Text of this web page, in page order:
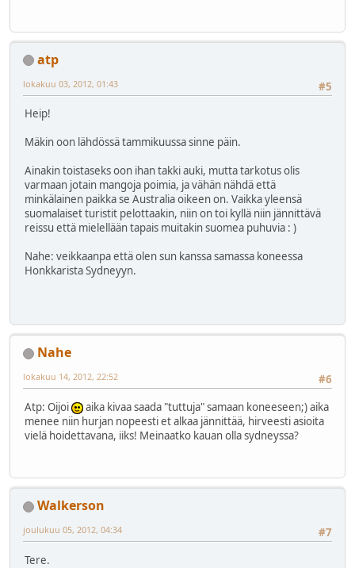
atp
#5
lokakuu 03, 2012, 01:43
Heip!
Mäkin oon lähdössä tammikuussa sinne päin.
Ainakin toistaseks oon ihan takki auki, mutta tarkotus olis
varmaan jotain mangoja poimia, ja vähän nähdä että
minkälainen paikka se Australia oikeen on. Vaikka yleensä
suomalaiset turistit pelottaakin, niin on toi kyllä niin jännittävä
reissu että mielellään tapais muitakin suomea puhuvia : )
Nahe: veikkaanpa että olen sun kanssa samassa koneessa
Honkkarista Sydneyyn.
Nahe
#6
lokakuu 14, 2012, 22:52
Atp: Oijoi
aika kivaa saada "tuttuja" samaan koneeseen;) aika
menee niin hurjan nopeesti et alkaa jännittää, hirveesti asioita
vielä hoidettavana, iiks! Meinaatko kauan olla sydneyssa?
Walkerson
#7
joulukuu 05, 2012, 04:34
Tere.